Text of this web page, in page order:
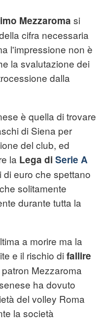
Mezzaroma si
cifra necessaria
l'impressione non è
la svalutazione dei
dalla
è quella di trovare
di Siena per
del club, ed
la Lega di Serie A
euro che spettano
solitamente
durante tutta la
a morire ma la
e il rischio di fallire
Mezzaroma
ha dovuto
del volley Roma
la società